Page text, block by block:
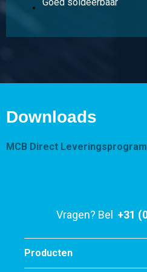
Downloads
MCB Direct
Vragen? Bel +31
Producten